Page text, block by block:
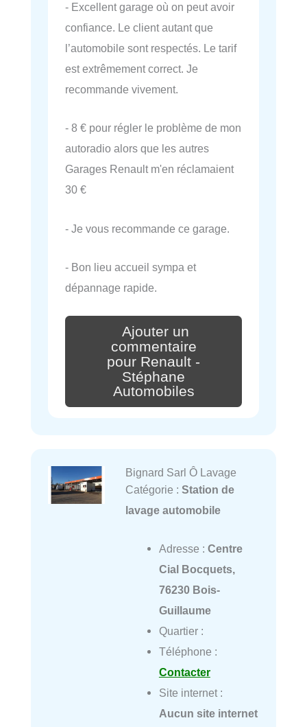
- Excellent garage où on peut avoir
confiance. Le client autant que
l’automobile sont respectés. Le tarif
est extrêmement correct. Je
recommande vivement.
- 8 € pour régler le problème de mon
autoradio alors que les autres
Garages Renault m'en réclamaient
30 €
- Je vous recommande ce garage.
- Bon lieu accueil sympa et
dépannage rapide.
Ajouter un
commentaire
pour Renault -
Stéphane
Automobiles
Bignard Sarl Ô Lavage
Catégorie : Station de
lavage automobile
Adresse : Centre
Cial Bocquets,
76230 Bois-
Guillaume
Quartier :
Téléphone :
Contacter
Site internet :
Aucun site internet